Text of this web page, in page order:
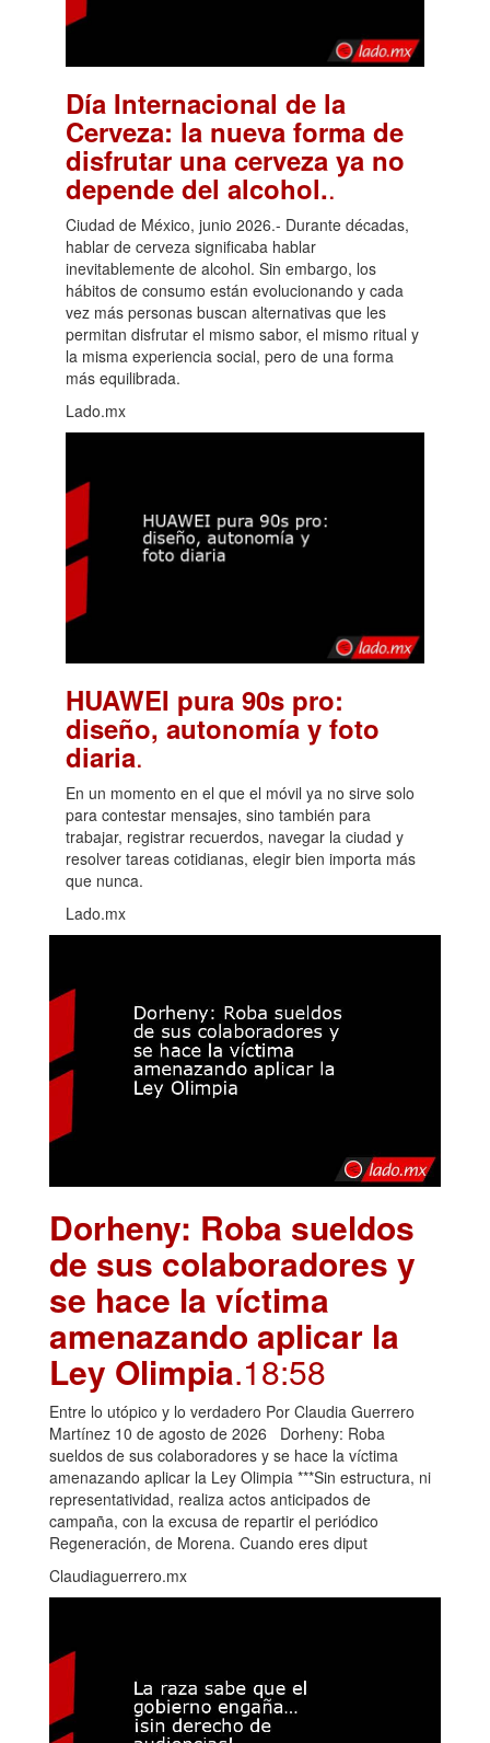
Día Internacional de la
Cerveza: la nueva forma de
disfrutar una cerveza ya no
depende del alcohol..
Ciudad de México, junio 2026.- Durante décadas,
hablar de cerveza significaba hablar
inevitablemente de alcohol. Sin embargo, los
hábitos de consumo están evolucionando y cada
vez más personas buscan alternativas que les
permitan disfrutar el mismo sabor, el mismo ritual y
la misma experiencia social, pero de una forma
más equilibrada.
Lado.mx
HUAWEI pura 90s pro:
diseño, autonomía y foto
diaria.
En un momento en el que el móvil ya no sirve solo
para contestar mensajes, sino también para
trabajar, registrar recuerdos, navegar la ciudad y
resolver tareas cotidianas, elegir bien importa más
que nunca.
Lado.mx
Dorheny: Roba sueldos
de sus colaboradores y
se hace la víctima
amenazando aplicar la
Ley Olimpia.18:58
Entre lo utópico y lo verdadero Por Claudia Guerrero
Martínez 10 de agosto de 2026 Dorheny: Roba
sueldos de sus colaboradores y se hace la víctima
amenazando aplicar la Ley Olimpia ***Sin estructura, ni
representatividad, realiza actos anticipados de
campaña, con la excusa de repartir el periódico
Regeneración, de Morena. Cuando eres diput
Claudiaguerrero.mx